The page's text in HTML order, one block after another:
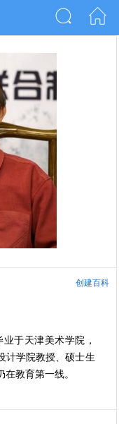
创建百科
于天津美术学院，
计学院教授、硕士生
教育第一线。